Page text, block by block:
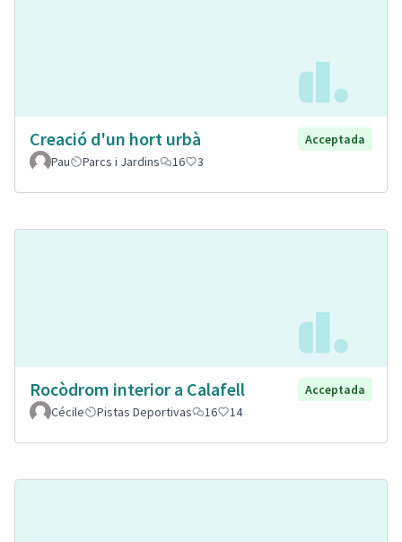
Creació d'un hort urbà
Acceptada
Pau
Parcs i Jardins 16 3
Rocòdrom interior a Calafell
Acceptada
Cécile
Pistas Deportivas 16 14